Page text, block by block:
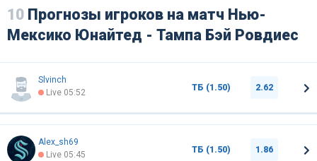
10 Прогнозы игроков на матч Нью-
Мексико Юнайтед - Тампа Бэй Ровдиес
Slvinch
Live 05:52
ТБ (1.50) 2.62
Alex_sh69
Live 05:45
ТБ (1.50) 1.86